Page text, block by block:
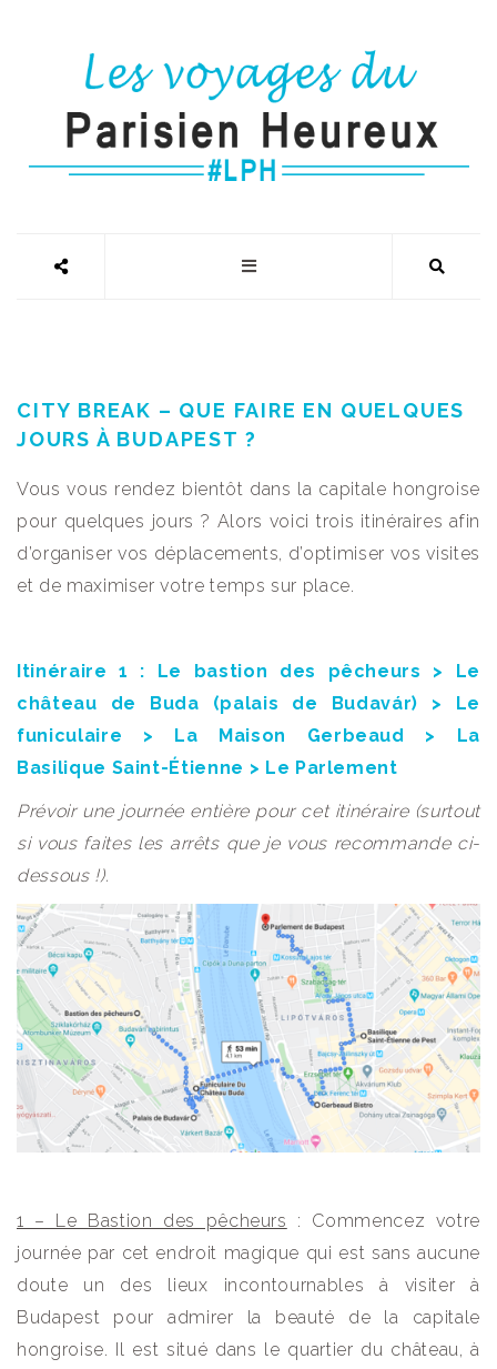
CITY BREAK – QUE FAIRE EN QUELQUES
JOURS À BUDAPEST ?
Vous vous rendez bientôt dans la capitale hongroise
pour quelques jours ? Alors voici trois itinéraires afin
d’organiser vos déplacements, d’optimiser vos visites
et de maximiser votre temps sur place.
Itinéraire 1 : Le bastion des pêcheurs > Le
château de Buda (palais de Budavár) > Le
funiculaire > La Maison Gerbeaud > La
Basilique Saint- Étienne > Le Parlement
Prévoir une journée entière pour cet itinéraire (surtout
si vous faites les arrêts que je vous recommande ci-
dessous !).
1 – Le Bastion des pêcheurs : Commencez votre
journée par cet endroit magique qui est sans aucune
doute un des lieux incontournables à visiter à
Budapest pour admirer la beauté de la capitale
hongroise. Il est situé dans le quartier du château, à